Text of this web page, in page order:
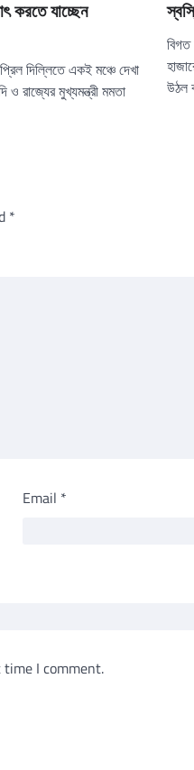
করতে যাচ্ছেন
দিল্লিতে একই মঞ্চে দেখা
ও রাজ্যের মুখ্যমন্ত্রী মমতা
উঠল
*
Email *
I comment.